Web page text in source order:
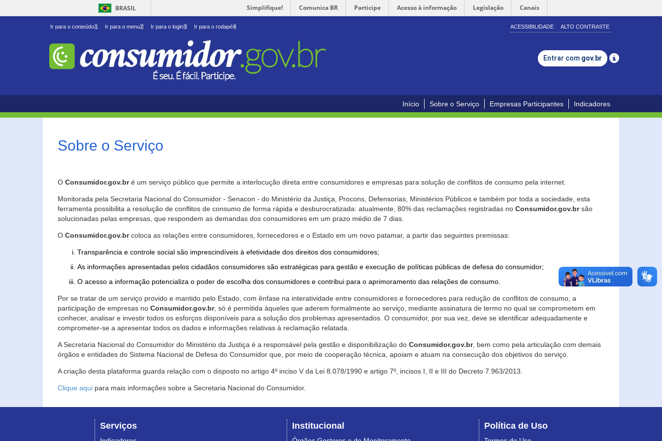
BRASIL Simplifique! Comunica BR Participe Acesso à informação Legislação Canais
Ir para o conteúdo1 Ir para o menu2 Ir para o login3 Ir para o rodapé4 ACESSIBILIDADE ALTO CONTRASTE
Entrar com gov.br
Início Sobre o Serviço Empresas Participantes Indicadores
Sobre o Serviço
O Consumidor.gov.bré um serviço público que permite a interlocução direta entre consumidores e empresas para solução de conflitos de consumo pela internet.
Monitorada pela Secretaria Nacional do Consumidor - Senacon - do Ministério da Justiça, Procons, Defensorias, Ministérios Públicos e também por toda a sociedade, esta
ferramenta possibilita a resolução de conflitos de consumo de forma rápida e desburocratizada: atualmente, 80% das reclamações registradas no Consumidor.gov.brsão
solucionadas pelas empresas, que respondem as demandas dos consumidores em um prazo médio de 7 dias.
O Consumidor.gov.brcoloca as relações entre consumidores, fornecedores e o Estado em um novo patamar, a partir das seguintes premissas:
Transparência e controle social são imprescindíveis à efetividade dos direitos dos consumidores;
As informações apresentadas pelos cidadãos consumidores são estratégicas para gestão e execução de políticas públicas de defesa do consumidor;
O acesso a informação potencializa o poder de escolha dos consumidores e contribui para o aprimoramento das relações de consumo.
Por se tratar de um serviço provido e mantido pelo Estado, com ênfase na interatividade entre consumidores e fornecedores para redução de conflitos de consumo, a
participação de empresas no Consumidor.gov.br, só é permitida àqueles que aderem formalmente ao serviço, mediante assinatura de termo no qual se comprometem em
conhecer, analisar e investir todos os esforços disponíveis para a solução dos problemas apresentados. O consumidor, por sua vez, deve se identificar adequadamente e
comprometer-se a apresentar todos os dados e informações relativas à reclamação relatada.
A Secretaria Nacional do Consumidor do Ministério da Justiça é a responsável pela gestão e disponibilização do Consumidor.gov.br, bem como pela articulação com demais
órgãos e entidades do Sistema Nacional de Defesa do Consumidor que, por meio de cooperação técnica, apoiam e atuam na consecução dos objetivos do serviço.
A criação desta plataforma guarda relação com o disposto no artigo 4º inciso V da Lei 8.078/1990 e artigo 7º, incisos I, II e III do Decreto 7.963/2013.
Clique aqui para mais informações sobre a Secretaria Nacional do Consumidor.
Serviços Institucional Política de Uso